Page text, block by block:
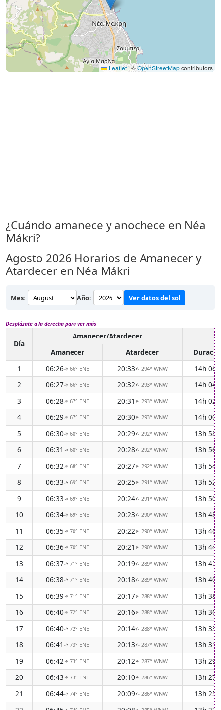
Leaflet|©OpenStreetMapcontributors
¿Cuándo amanece y anochece en Néa
Mákri?
Agosto 2026 Horarios de Amanecer y
Atardecer en Néa Mákri
Mes: Año: Ver datos del sol
Desplázate a la derecha para ver más
Día
Amanecer/Atardecer
Amanecer
Atardecer
1
06:26↑ 66° ENE 20:33↑ 294° WNW
14h
2
06:27↑ 66° ENE 20:32↑ 293° WNW
14h
3
06:28↑ 67° ENE 20:31 ↑ 293° WNW
14h
4
06:29↑ 67° ENE 20:30↑ 293° WNW
14h
5
06:30↑ 68° ENE 20:29↑ 292° WNW
13h
6
06:31 ↑ 68° ENE 20:28↑ 292° WNW
13h
7
06:32↑ 68° ENE 20:27↑ 292° WNW
13h
8
06:33↑ 69° ENE 20:25↑ 291° WNW
13h
9
06:33↑ 69° ENE 20:24↑ 291° WNW
13h
10
06:34↑ 69° ENE 20:23↑ 290° WNW
13h
11
06:35↑ 70° ENE 20:22↑ 290° WNW
13h
12
06:36↑ 70° ENE 20:21 ↑ 290° WNW
13h
13
06:37↑ 71° ENE 20:19↑ 289° WNW
13h
14
06:38↑ 71° ENE 20:18↑ 289° WNW
13h
15
06:39↑ 71° ENE 20:17↑ 288° WNW
13h
16
06:40↑ 72° ENE 20:16↑ 288° WNW
13h
17
06:40↑ 72° ENE 20:14↑ 288° WNW
13h
18
06:41 ↑ 73° ENE 20:13↑ 287° WNW
13h
19
06:42↑ 73° ENE 20:12↑ 287° WNW
13h
20
06:43↑ 73° ENE 20:10↑ 286° WNW
13h
21
06:44↑ 74° ENE 20:09↑ 286° WNW
13h